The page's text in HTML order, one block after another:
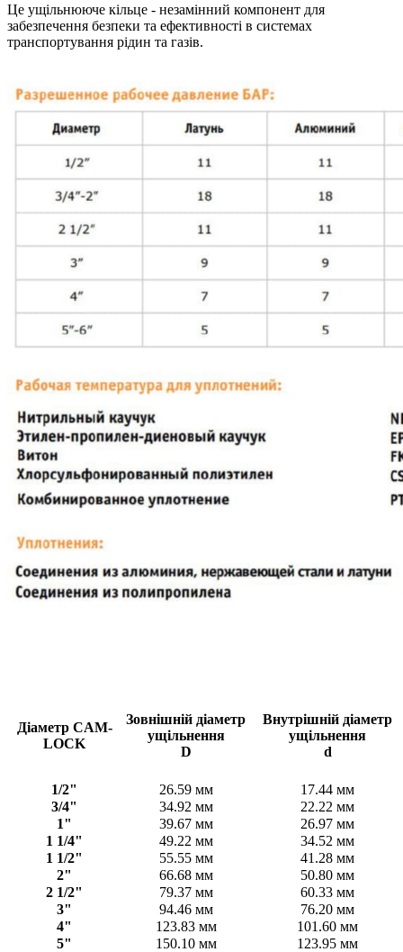
Це ущільнююче кільце - незамінний компонент для
забезпечення безпеки та ефективності в системах
транспортування рідин та газів.
Діаметр CAM-
LOCK
Зовнішній діаметр
ущільнення
D
Внутрішній діаметр
ущільнення
d
1/2" 26.59 мм
17.44 мм
3/4"
34.92 мм
22.22 мм
1"
39.67 мм
26.97 мм
1 1/4"
49.22 мм
34.52 мм
1 1/2"
55.55 мм
41.28 мм
2"
66.68 мм
50.80 мм
2 1/2"
79.37 мм
60.33 мм
3"
94.46 мм
76.20 мм
4"
123.83 мм
101.60 мм
5"
150.10 мм 123.95 мм